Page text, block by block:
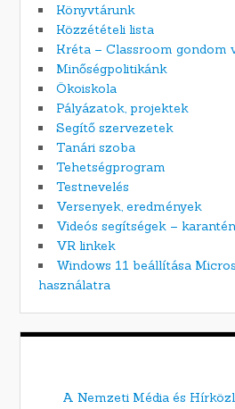
Könyvtárunk
Közzétételi lista
Kréta – Classroom gondom
Minőségpolitikánk
Ökoiskola
Pályázatok, projektek
Segítő szervezetek
Tanári szoba
Tehetségprogram
Testnevelés
Versenyek, eredmények
Videós segítségek –
VR linkek
Windows 11 beállítása
használatra
A Nemzeti Média és